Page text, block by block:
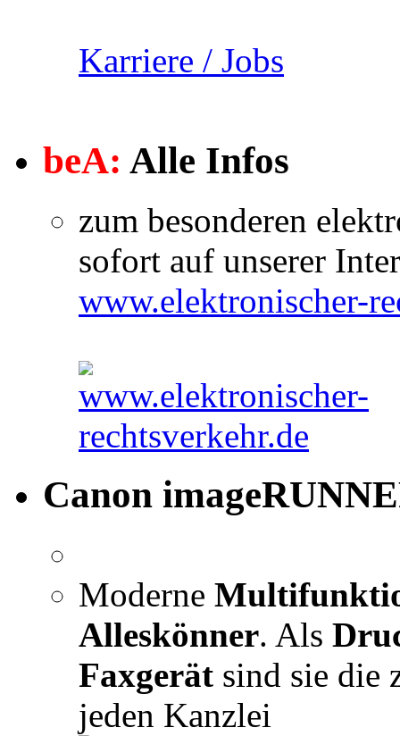
Karriere / Jobs
beA: Alle Infos
zum besonderen
sofort auf unserer
www.elektronischer-
Canon
Moderne
Alleskönner. Als
Faxgerät sind sie die
jeden Kanzlei